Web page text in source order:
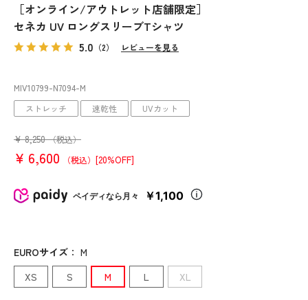
［オンライン/アウトレット店舗限定］
セネカ UV ロングスリーブTシャツ
5.0 （2） レビューを見る
MIV10799-N7094-M
ストレッチ 速乾性 UVカット
¥ 8,250 （税込）
¥ 6,600 （税込） [20%OFF]
ペイディなら月々 ￥1,100
EUROサイズ ： M
XS
S M L XL